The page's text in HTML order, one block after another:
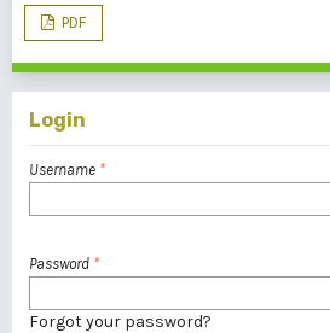
PDF
Login
Username *
Password *
Forgot your password?